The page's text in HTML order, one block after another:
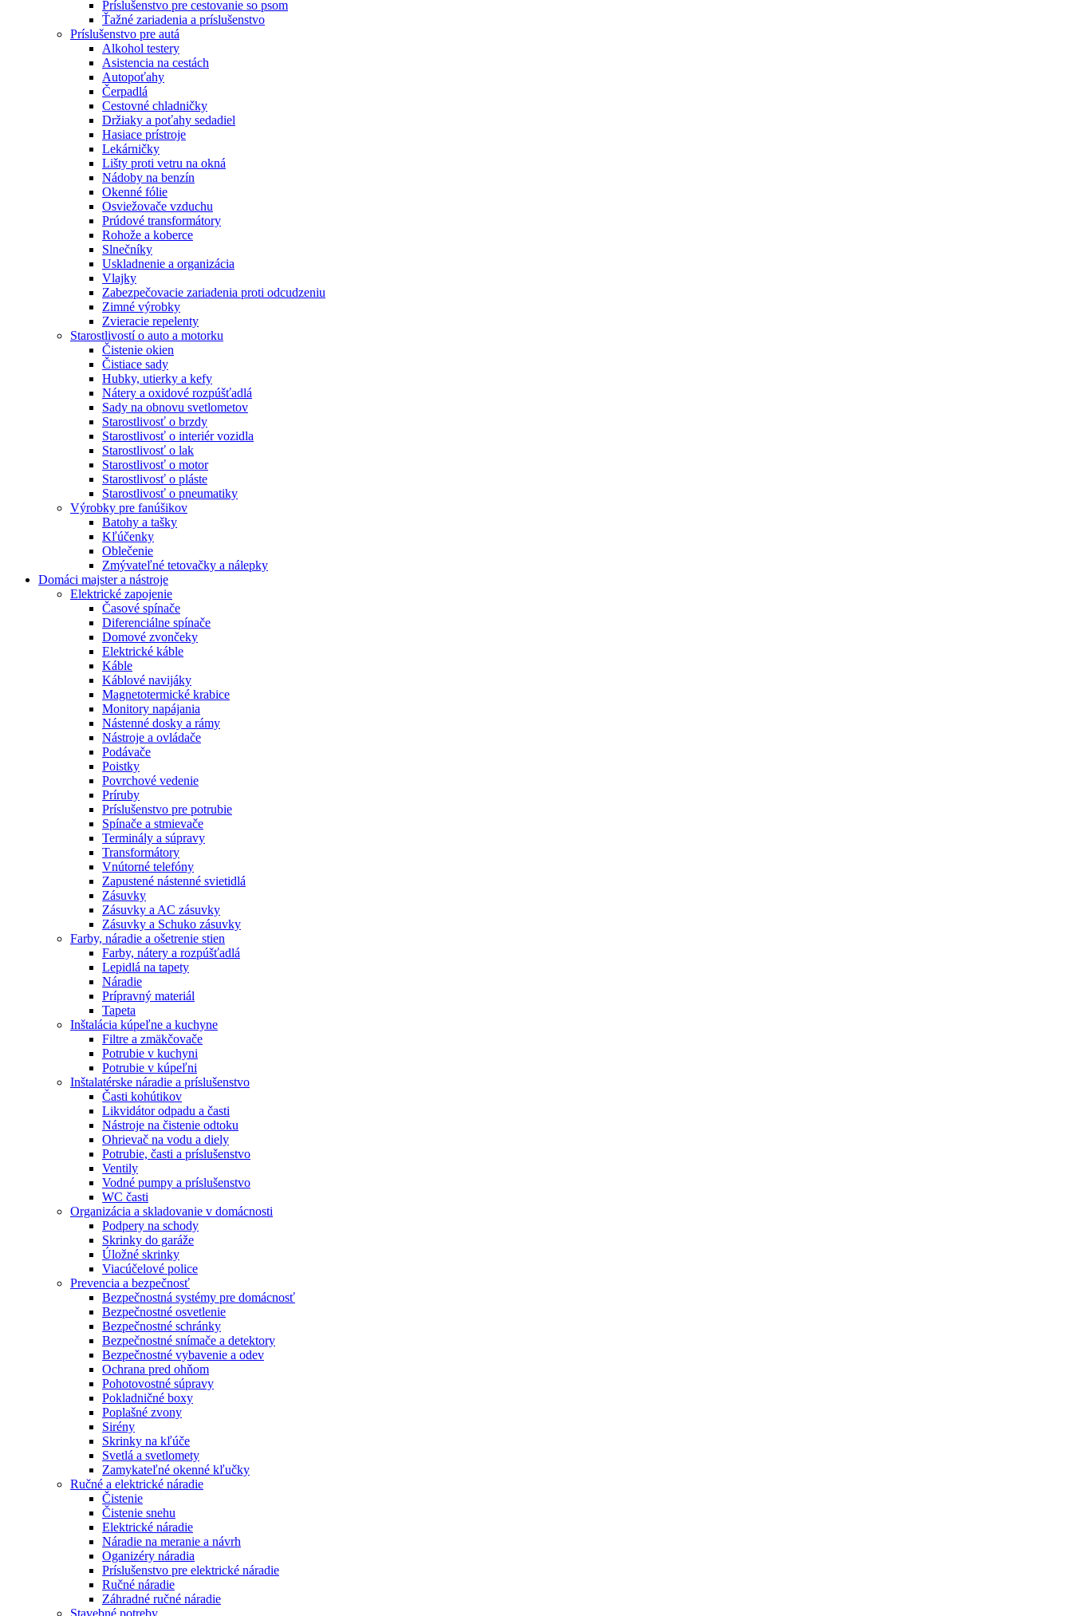
Príslušenstvo pre cestovanie so psom
Ťažné zariadenia a príslušenstvo
Príslušenstvo pre autá
Alkohol testery
Asistencia na cestách
Autopoťahy
Čerpadlá
Cestovné chladničky
Držiaky a poťahy sedadiel
Hasiace prístroje
Lekárničky
Lišty proti vetru na okná
Nádoby na benzín
Okenné fólie
Osviežovače vzduchu
Prúdové transformátory
Rohože a koberce
Slnečníky
Uskladnenie a organizácia
Vlajky
Zabezpečovacie zariadenia proti odcudzeniu
Zimné výrobky
Zvieracie repelenty
Starostlivostí o auto a motorku
Čistenie okien
Čistiace sady
Hubky, utierky a kefy
Nátery a oxidové rozpúšťadlá
Sady na obnovu svetlometov
Starostlivosť o brzdy
Starostlivosť o interiér vozidla
Starostlivosť o lak
Starostlivosť o motor
Starostlivosť o pláste
Starostlivosť o pneumatiky
Výrobky pre fanúšikov
Batohy a tašky
Kľúčenky
Oblečenie
Zmývateľné tetovačky a nálepky
Domáci majster a nástroje
Elektrické zapojenie
Časové spínače
Diferenciálne spínače
Domové zvončeky
Elektrické káble
Káble
Káblové navijáky
Magnetotermické krabice
Monitory napájania
Nástenné dosky a rámy
Nástroje a ovládače
Podávače
Poistky
Povrchové vedenie
Príruby
Príslušenstvo pre potrubie
Spínače a stmievače
Terminály a súpravy
Transformátory
Vnútorné telefóny
Zapustené nástenné svietidlá
Zásuvky
Zásuvky a AC zásuvky
Zásuvky a Schuko zásuvky
Farby, náradie a ošetrenie stien
Farby, nátery a rozpúšťadlá
Lepidlá na tapety
Náradie
Prípravný materiál
Tapeta
Inštalácia kúpeľne a kuchyne
Filtre a zmäkčovače
Potrubie v kuchyni
Potrubie v kúpeľni
Inštalatérske náradie a príslušenstvo
Časti kohútikov
Likvidátor odpadu a časti
Nástroje na čistenie odtoku
Ohrievač na vodu a diely
Potrubie, časti a príslušenstvo
Ventily
Vodné pumpy a príslušenstvo
WC časti
Organizácia a skladovanie v domácnosti
Podpery na schody
Skrinky do garáže
Úložné skrinky
Viacúčelové police
Prevencia a bezpečnosť
Bezpečnostná systémy pre domácnosť
Bezpečnostné osvetlenie
Bezpečnostné schránky
Bezpečnostné snímače a detektory
Bezpečnostné vybavenie a odev
Ochrana pred ohňom
Pohotovostné súpravy
Pokladničné boxy
Poplašné zvony
Sirény
Skrinky na kľúče
Svetlá a svetlomety
Zamykateľné okenné kľučky
Ručné a elektrické náradie
Čistenie
Čistenie snehu
Elektrické náradie
Náradie na meranie a návrh
Oganizéry náradia
Príslušenstvo pre elektrické náradie
Ručné náradie
Záhradné ručné náradie
Stavebné potreby